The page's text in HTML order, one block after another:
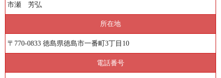
市瀬 芳弘
所在地
〒770-0833 徳島県徳島市一番町3丁目10
電話番号